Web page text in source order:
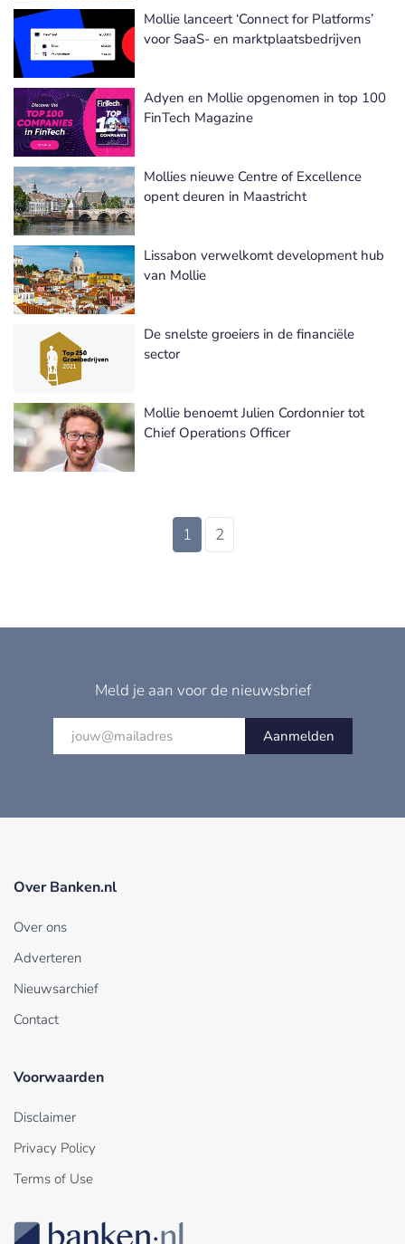
Mollie lanceert ‘Connect for Platforms’
voor SaaS- en marktplaatsbedrijven
Adyen en Mollie opgenomen in top 100
FinTech Magazine
Mollies nieuwe Centre of Excellence
opent deuren in Maastricht
Lissabon verwelkomt development hub
van Mollie
De snelste groeiers in de financiële
sector
Mollie benoemt Julien Cordonnier tot
Chief Operations Officer
1 2
Meld je aan voor de nieuwsbrief
Aanmelden
Over Banken.nl
Over ons
Adverteren
Nieuwsarchief
Contact
Voorwaarden
Disclaimer
Privacy Policy
Terms of Use